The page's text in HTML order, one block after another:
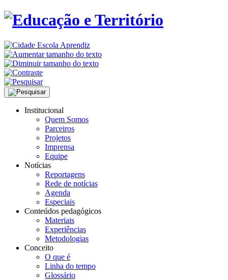
Institucional
Quem Somos
Parceiros
Projetos
Imprensa
Equipe
Notícias
Reportagens
Rede de notícias
Agenda
Especiais
Conteúdos pedagógicos
Materiais
Experiências
Metodologias
Conceito
O que é
Linha do tempo
Glossário